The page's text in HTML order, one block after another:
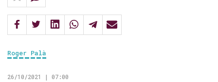
Roger Palà
26/10/2021 | 07:00